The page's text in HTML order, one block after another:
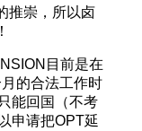
推崇，所以卤
目前是在
的合法工作时
能回国（不考
申请把OPT延